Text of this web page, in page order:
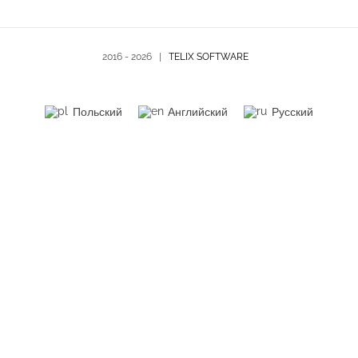
2016 - 2026 | TELIX SOFTWARE
Польский Английский Русский